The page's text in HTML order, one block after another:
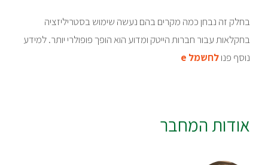
בחלק זה נבחן כמה מקרים בהם נעשה שימוש בסטריליזציה
בחקלאות עבור חברות הייטק ומדוע הוא הופך פופולרי יותר. למידע
נוסף פנולחשמל e
אודות המחבר